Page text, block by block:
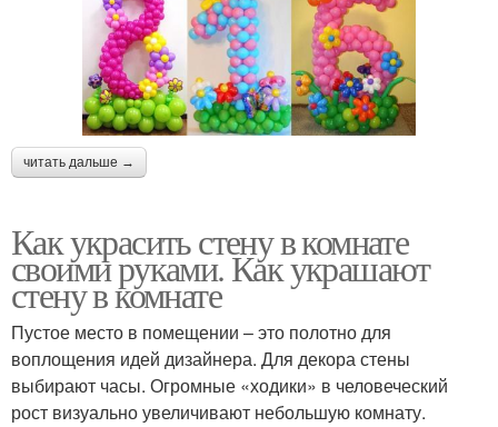
читать дальше →
Как украсить стену в комнате
своими руками. Как украшают
стену в комнате
Пустое место в помещении – это полотно для
воплощения идей дизайнера. Для декора стены
выбирают часы. Огромные «ходики» в человеческий
рост визуально увеличивают небольшую комнату.